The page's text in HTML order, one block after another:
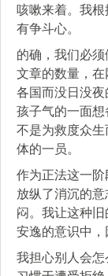
咳嗽来着。我根
有争斗心。
的确，我们必
文章的数量，
各国而没日没
孩子气的一面想
不是为救度众
体的一员。
作为正法这一
放纵了消沉的
闷。我让这种
安逸的意识中，
我担心别人会